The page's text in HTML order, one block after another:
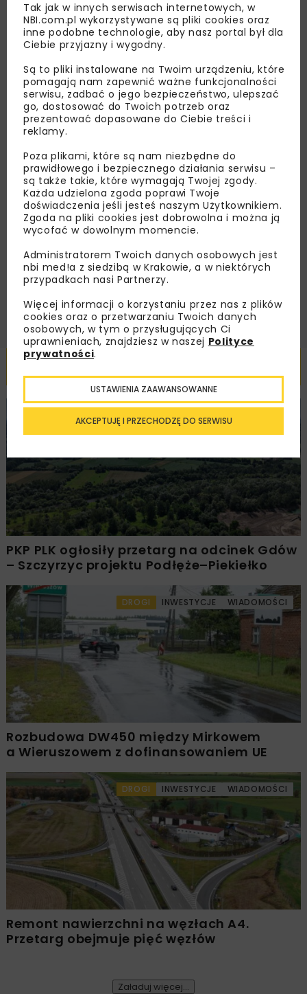
Lubisz wiedzieć więcej?
Zapisz się do newslettera aby otrzymywać od
nas najlepsze informacje branżowe,
zaproszenia na wydarzenia, atrakcyjne oferty i
dedykowane akcje specjalne.
Zapoznałam/em się zPolityką Prywatnościi
Regulaminemoraz wyrażam zgodę na otrzymywanie na
podany przeze mnie adres e-mail korespondencji
handlowej w postaci newslettera.
Powiązane artykuły
KOLEJ WIADOMOŚCI
PKP PLK ogłosiły przetarg na odcinek Gdów
– Szczyrzyc projektu Podłęże–Piekiełko
DROGI INWESTYCJE WIADOMOŚCI
Rozbudowa DW450 między Mirkowem
a Wieruszowem z dofinansowaniem UE
DROGI INWESTYCJE WIADOMOŚCI
Remont nawierzchni na węzłach A4.
Przetarg obejmuje pięć węzłów
Załaduj więcej...
Tak jak w innych serwisach internetowych, w
NBI.com.pl wykorzystywane są pliki cookies oraz
inne podobne technologie, aby nasz portal był dla
Ciebie przyjazny i wygodny.
Są to pliki instalowane na Twoim urządzeniu, które
pomagają nam zapewnić ważne funkcjonalności
serwisu, zadbać o jego bezpieczeństwo, ulepszać
go, dostosować do Twoich potrzeb oraz
prezentować dopasowane do Ciebie treści i
reklamy.
Poza plikami, które są nam niezbędne do
prawidłowego i bezpiecznego działania serwisu –
są także takie, które wymagają Twojej zgody.
Każda udzielona zgoda poprawi Twoje
doświadczenia jeśli jesteś naszym Użytkownikiem.
Zgoda na pliki cookies jest dobrowolna i można ją
wycofać w dowolnym momencie.
Administratorem Twoich danych osobowych jest
nbi med!a z siedzibą w Krakowie, a w niektórych
przypadkach nasi Partnerzy.
Więcej informacji o korzystaniu przez nas z plików
cookies oraz o przetwarzaniu Twoich danych
osobowych, w tym o przysługujących Ci
uprawnieniach, znajdziesz w naszej Polityce
prywatności.
AKCEPTUJĘ I PRZECHODZĘ DO SERWISU
USTAWIENIA ZAAWANSOWANNE